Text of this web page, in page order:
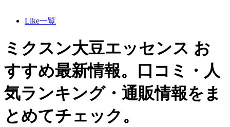
Like一覧
ミクスン大豆エッセンス お
すすめ最新情報。口コミ・人
気ランキング・通販情報をま
とめてチェック。